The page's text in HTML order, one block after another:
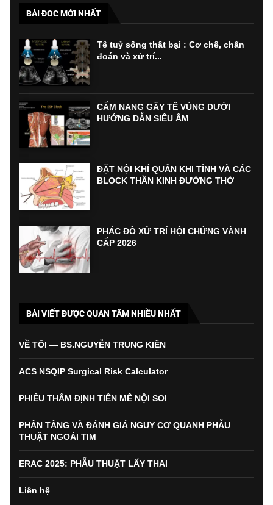
BÀI ĐOC MỚI NHẤT
Tê tuỷ sống thất bại : Cơ chế, chẩn
đoán và xử trí...
CẨM NANG GÂY TÊ VÙNG DƯỚI
HƯỚNG DẪN SIÊU ÂM
ĐẶT NỘI KHÍ QUẢN KHI TỈNH VÀ CÁC
BLOCK THẦN KINH ĐƯỜNG THỞ
PHÁC ĐỒ XỬ TRÍ HỘI CHỨNG VÀNH
CẤP 2026
BÀI VIẾT ĐƯỢC QUAN TÂM NHIỀU NHẤT
VỀ TÔI — BS.NGUYỄN TRUNG KIÊN
ACS NSQIP Surgical Risk Calculator
PHIẾU THẨM ĐỊNH TIỀN MÊ NỘI SOI
PHÂN TẦNG VÀ ĐÁNH GIÁ NGUY CƠ QUANH PHẪU
THUẬT NGOÀI TIM
ERAC 2025: PHẪU THUẬT LẤY THAI
Liên hệ